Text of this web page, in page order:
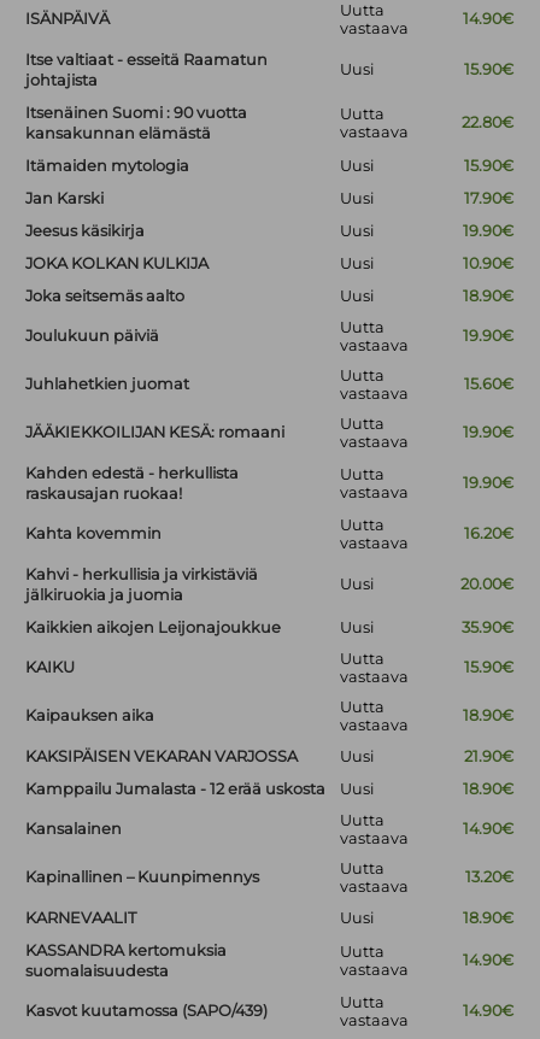
ISÄNPÄIVÄ
Uutta
vastaava
14.90€
Itse valtiaat - esseitä Raamatun
johtajista
Uusi 15.90€
Itsenäinen Suomi : 90 vuotta
kansakunnan elämästä
Uutta
vastaava
22.80€
Itämaiden mytologia Uusi
15.90€
Jan Karski
Uusi
17.90€
Jeesus käsikirja
Uusi
19.90€
JOKA KOLKAN KULKIJA
Uusi
10.90€
Joka seitsemäs aalto
Uusi 18.90€
Joulukuun päiviä
Uutta
vastaava
19.90€
Juhlahetkien juomat
Uutta
vastaava
15.60€
JÄÄKIEKKOILIJAN KESÄ: romaani
Uutta
vastaava
19.90€
Kahden edestä - herkullista
raskausajan ruokaa!
Uutta
vastaava
19.90€
Kahta kovemmin
Uutta
vastaava
16.20€
Kahvi - herkullisia ja virkistäviä
jälkiruokia ja juomia
Uusi 20.00€
Kaikkien aikojen Leijonajoukkue Uusi 35.90€
KAIKU
Uutta
vastaava
15.90€
Kaipauksen aika
Uutta
vastaava
18.90€
KAKSIPÄISEN VEKARAN VARJOSSA Uusi
21.90€
Kamppailu Jumalasta - 12 erää uskosta
Uusi 18.90€
Kansalainen
Uutta
vastaava
14.90€
Kapinallinen – Kuunpimennys
Uutta
vastaava
13.20€
KARNEVAALIT Uusi
18.90€
KASSANDRA kertomuksia
suomalaisuudesta
Uutta
vastaava
14.90€
Kasvot kuutamossa (SAPO/439)
Uutta
vastaava
14.90€